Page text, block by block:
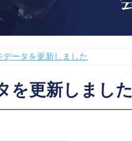
データを更新しました
を更新しました